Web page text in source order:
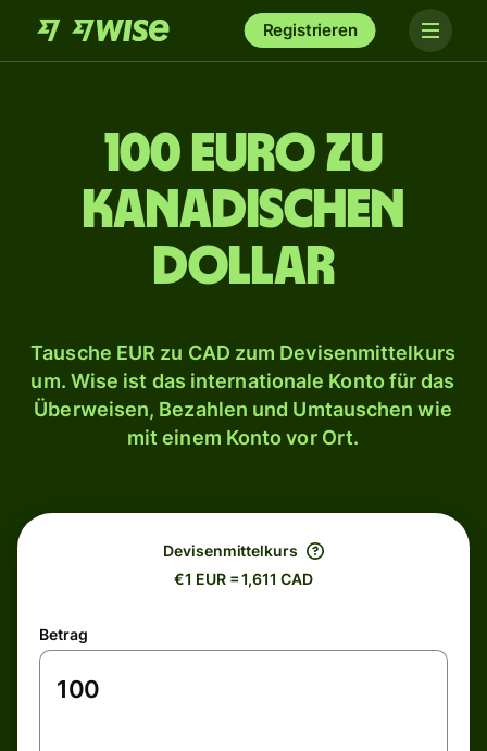
Registrieren
100 Euro zu
kanadischen
Dollar
Tausche EUR zu CAD zum Devisenmittelkurs
um. Wise ist das internationale Konto für das
Überweisen, Bezahlen und Umtauschen wie
mit einem Konto vor Ort.
Devisenmittelkurs
€1 EUR = 1,611 CAD
Betrag